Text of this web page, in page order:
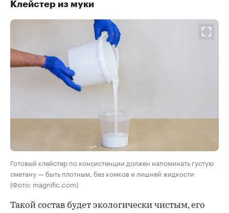
Клейстер из муки
Готовый клейстер по консистенции должен напоминать густую
сметану — быть плотным, без комков и лишней жидкости
(Фото: magnific.com)
Такой состав будет экологически чистым, его